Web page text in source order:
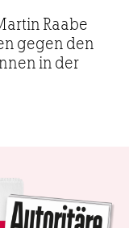
Raabe
gegen den
in der